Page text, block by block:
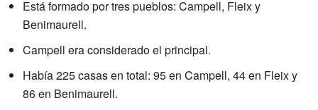
Está formado por tres pueblos: Campell, Fleix y
Benimaurell.
Campell era considerado el principal.
Había 225 casas en total: 95 en Campell, 44 en Fleix y
86 en Benimaurell.